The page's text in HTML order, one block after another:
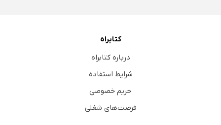
کتابراه
درباره کتابراه
شرایط استفاده
حریم خصوصی
فرصت‌های شغلی